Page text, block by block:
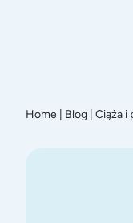
Home Blog Ciąża i